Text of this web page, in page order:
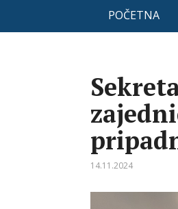
POČETNA
14.11.2024